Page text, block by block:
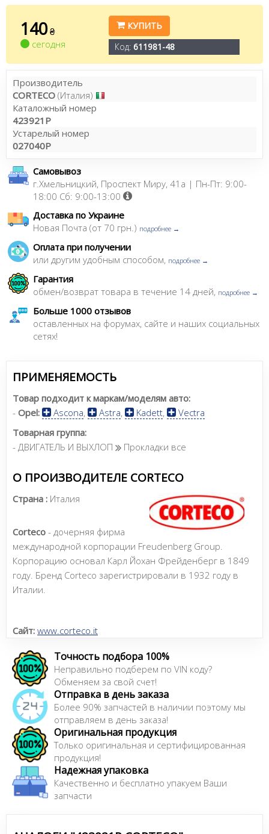
140 ₴
сегодня
КУПИТЬ
Код: 611981-48
Производитель
CORTECO (Италия)
Каталожный номер
423921P
Устарелый номер
027040P
Самовывоз
г.Хмельницкий, Проспект Миру, 41а | Пн-Пт: 9:00-
18:00 Сб: 9:00-13:00
Доставка по Украине
Новая Почта (от 70 грн.) подробнее →
Оплата при получении
или другим удобным способом, подробнее →
Гарантия
обмен/возврат товара в течение 14 дней, подробнее →
Больше 1000 отзывов
оставленных на форумах, сайте и наших социальных
сетях!
ПРИМЕНЯЕМОСТЬ
Товар подходит к маркам/моделям авто:
- Opel: Ascona, Astra, Kadett,
Vectra
Товарная группа:
- ДВИГАТЕЛЬ И ВЫХЛОП
Прокладки все
О ПРОИЗВОДИТЕЛЕ CORTECO
Страна : Италия
Corteco - дочерняя фирма
международной корпорации Freudenberg Group.
Корпорацию основал Карл Йохан Фрейденберг в 1849
году. Бренд Corteco зарегистрировали в 1932 году в
Италии.
Сайт: www.corteco.it
Точность подбора 100%
Неправильно подберем по VIN коду?
Обменяем за свой счет!
Отправка в день заказа
Более 90% запчастей в наличии поэтому мы
отправляем в день заказа!
Оригинальная продукция
Только оригинальная и сертифицированная
продукция!
Надежная упаковка
Качественно и бесплатно упакуем Ваши
запчасти